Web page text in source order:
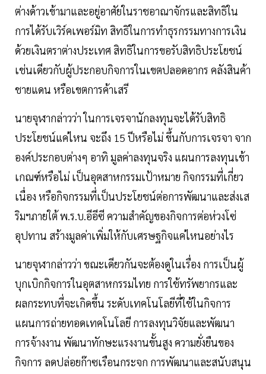
ต่างด้าวเข้ามาและอยู่อาศัยในราชอาณาจักรและสิทธิใน
การได้รับเวิร์คเพอร์มิท สิทธิในการทำธุรกรรมทางการเงิน
ด้วยเงินตราต่างประเทศ สิทธิในการขอรับสิทธิประโยชน์
เช่นเดียวกับผู้ประกอบกิจการในเขตปลอดอากร คลังสินค้า
ชายแดน หรือเขตการค้าเสรี
นายจุฬากล่าวว่า ในการเจรจานักลงทุนจะได้รับสิทธิ
ประโยชน์แค่ไหน จะถึง 15 ปีหรือไม่ ขึ้นกับการเจรจา จาก
องค์ประกอบต่างๆ อาทิ มูลค่าลงทุนจริง แผนการลงทุนเข้า
เกณฑ์หรือไม่ เป็นอุตสาหกรรมเป้าหมาย กิจกรรมที่เกี่ยว
เนื่อง หรือกิจกรรมที่เป็นประโยชน์ต่อการพัฒนาและส่งเส
ริมฯภายใต้ พ.ร.บ.อีอีซี ความสำคัญของกิจการต่อห่วงโซ่
อุปทาน สร้างมูลค่าเพิ่มให้กับเศรษฐกิจแค่ไหนอย่างไร
นายจุฬากล่าวว่า ขณะเดียวกันจะต้องดูในเรื่อง การเป็นผู้
บุกเบิกกิจการในอุตสาหกรรมไทย การใช้ทรัพยากรและ
ผลกระทบที่จะเกิดขึ้น ระดับเทคโนโลยีที่ใช้ในกิจการ
แผนการถ่ายทอดเทคโนโลยี การลงทุนวิจัยและพัฒนา
การจ้างงาน พัฒนาทักษะแรงงานขั้นสูง ความยั่งยืนของ
กิจการ ลดปล่อยก๊าซเรือนกระจก การพัฒนาและสนับสนุน